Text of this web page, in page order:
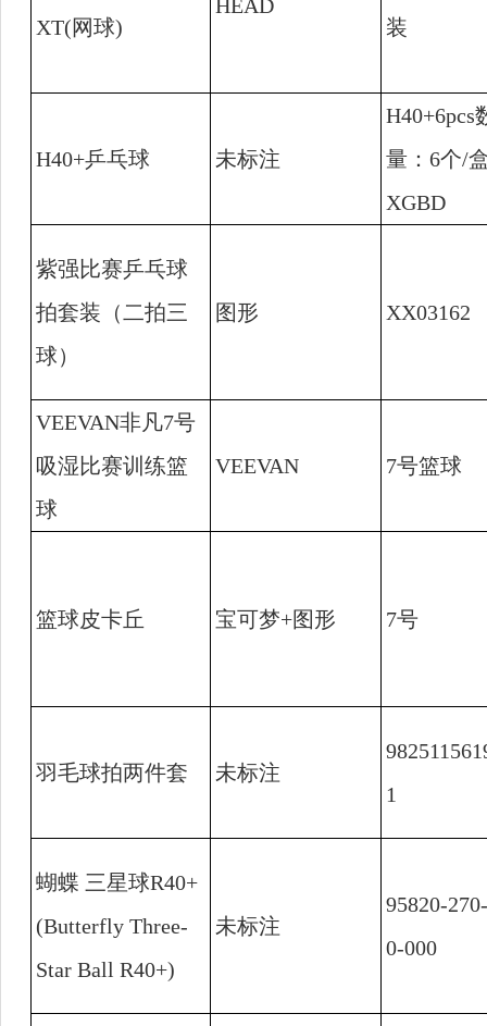
XT(网球)
HEAD
装
H40+乒乓球 未标注
H40+6pcs
量： 6个/
XGBD
紫强比赛乒乓球
拍套装（二拍三
球）
图形 XX03162
VEEVAN非凡7号
吸湿比赛训练篮
球
VEEVAN 7号篮球
篮球皮卡丘 宝可梦+图形 7号
羽毛球拍两件套 未标注
1
蝴蝶 三星球R40+
(Butterfly Three-
Star Ball R40+)
未标注
95820-270-
0-000